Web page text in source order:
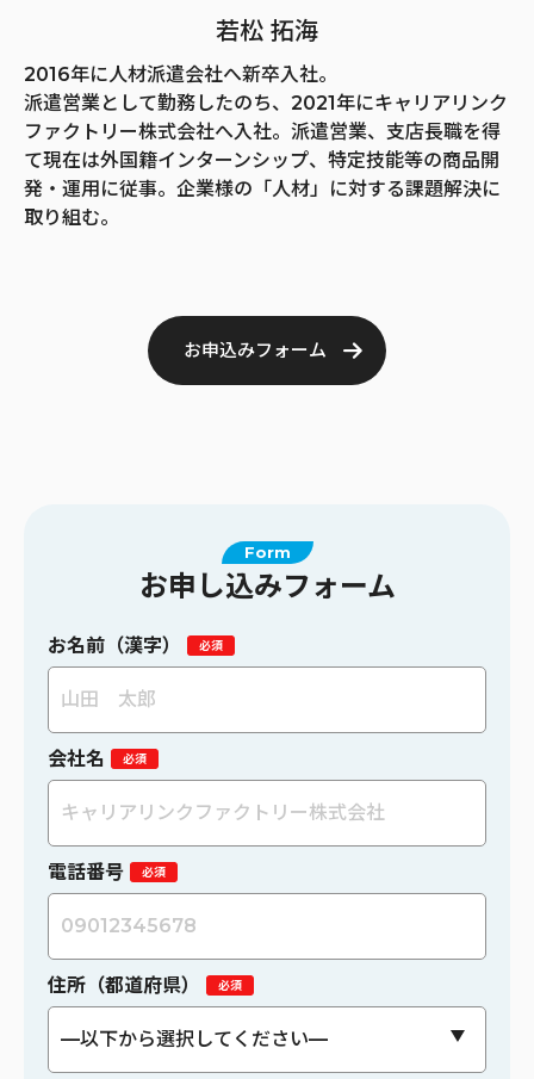
若松 拓海
2016年に人材派遣会社へ新卒入社。
派遣営業として勤務したのち、2021年にキャリアリンク
ファクトリー株式会社へ入社。派遣営業、支店長職を得
て現在は外国籍インターンシップ、特定技能等の商品開
発・運用に従事。企業様の「人材」に対する課題解決に
取り組む。
お申込みフォーム
Form
お申し込みフォーム
お名前（漢字）
会社名
電話番号
住所（都道府県）